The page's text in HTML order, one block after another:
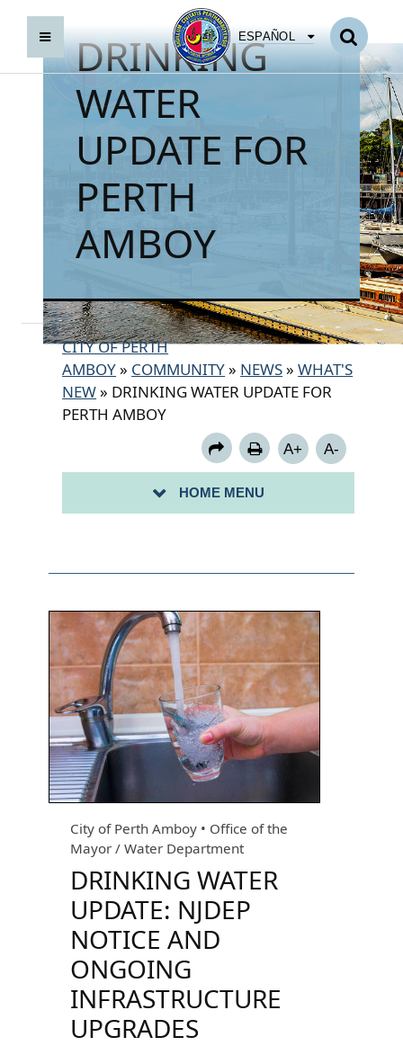
ESPAÑOL
POLSKIE
DRINKING
WATER
UPDATE FOR
PERTH
AMBOY
CITY OF PERTH
AMBOY» COMMUNITY» NEWS»WHAT'S
NEW» DRINKING WATER UPDATE FOR
PERTH AMBOY
A+ A-
HOME MENU
City of Perth Amboy • Office of the
Mayor / Water Department
DRINKING WATER
UPDATE: NJDEP
NOTICE AND
ONGOING
INFRASTRUCTURE
UPGRADES